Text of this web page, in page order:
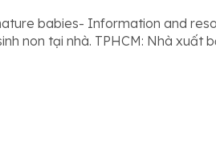
babies- Information and
non tại nhà. TPHCM: Nhà xuất